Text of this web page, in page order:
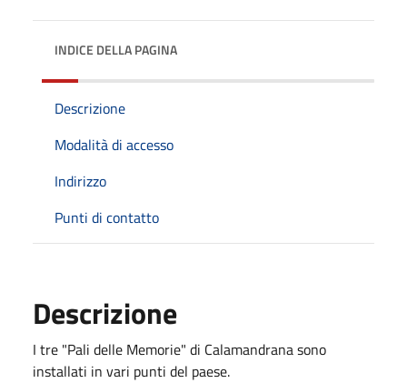
INDICE DELLA PAGINA
Descrizione
Modalità di accesso
Indirizzo
Punti di contatto
Descrizione
I tre "Pali delle Memorie" di Calamandrana sono
installati in vari punti del paese.